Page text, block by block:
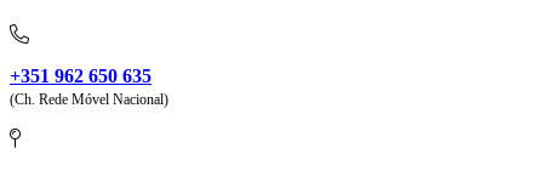
+351 962 650 635
(Ch. Rede Móvel Nacional)